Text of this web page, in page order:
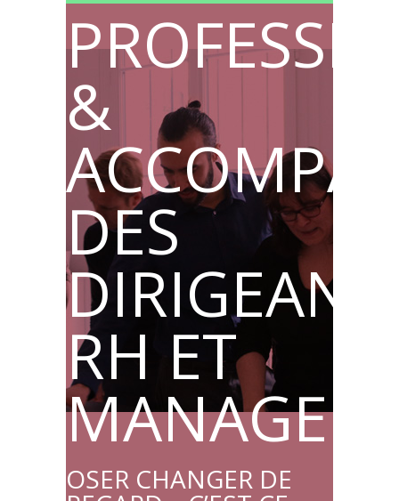
&
DES
RH ET
OSER CHANGER DE